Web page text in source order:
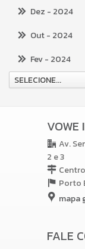
Dez - 2024
Out- 2024
Fev- 2024
SELECIONE...
VOWE
Av.
2 e 3
Porto
mapa
FALE